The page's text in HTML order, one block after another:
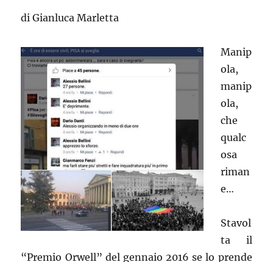
di Gianluca Marletta
Manip
ola,
manip
ola,
che
qualc
osa
riman
e…
Stavol
ta il
“Premio Orwell” del gennaio 2016 se lo prende